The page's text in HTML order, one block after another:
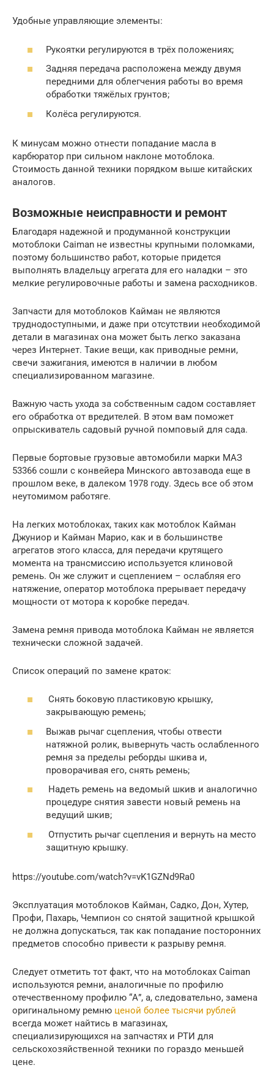
Удобные управляющие элементы:
Рукоятки регулируются в трёх положениях;
Задняя передача расположена между двумя
передними для облегчения работы во время
обработки тяжёлых грунтов;
Колёса регулируются.
К минусам можно отнести попадание масла в
карбюратор при сильном наклоне мотоблока.
Стоимость данной техники порядком выше китайских
аналогов.
Возможные неисправности и ремонт
Благодаря надежной и продуманной конструкции
мотоблоки Caiman не известны крупными поломками,
поэтому большинство работ, которые придется
выполнять владельцу агрегата для его наладки – это
мелкие регулировочные работы и замена расходников.
Запчасти для мотоблоков Кайман не являются
труднодоступными, и даже при отсутствии необходимой
детали в магазинах она может быть легко заказана
через Интернет. Такие вещи, как приводные ремни,
свечи зажигания, имеются в наличии в любом
специализированном магазине.
Важную часть ухода за собственным садом составляет
его обработка от вредителей. В этом вам поможет
опрыскиватель садовый ручной помповый для сада.
Первые бортовые грузовые автомобили марки МАЗ
53366 сошли с конвейера Минского автозавода еще в
прошлом веке, в далеком 1978 году. Здесь все об этом
неутомимом работяге.
На легких мотоблоках, таких как мотоблок Кайман
Джуниор и Кайман Марио, как и в большинстве
агрегатов этого класса, для передачи крутящего
момента на трансмиссию используется клиновой
ремень. Он же служит и сцеплением – ослабляя его
натяжение, оператор мотоблока прерывает передачу
мощности от мотора к коробке передач.
Замена ремня привода мотоблока Кайман не является
технически сложной задачей.
Список операций по замене краток:
Снять боковую пластиковую крышку,
закрывающую ремень;
Выжав рычаг сцепления, чтобы отвести
натяжной ролик, вывернуть часть ослабленного
ремня за пределы реборды шкива и,
проворачивая его, снять ремень;
Надеть ремень на ведомый шкив и аналогично
процедуре снятия завести новый ремень на
ведущий шкив;
Отпустить рычаг сцепления и вернуть на место
защитную крышку.
https://youtube.com/watch?v=vK1GZNd9Ra0
Эксплуатация мотоблоков Кайман, Садко, Дон, Хутер,
Профи, Пахарь, Чемпион со снятой защитной крышкой
не должна допускаться, так как попадание посторонних
предметов способно привести к разрыву ремня.
Следует отметить тот факт, что на мотоблоках Caiman
используются ремни, аналогичные по профилю
отечественному профилю “А”, а, следовательно, замена
оригинальному ремню ценой более тысячи рублей
всегда может найтись в магазинах,
специализирующихся на запчастях и РТИ для
сельскохозяйственной техники по гораздо меньшей
цене.